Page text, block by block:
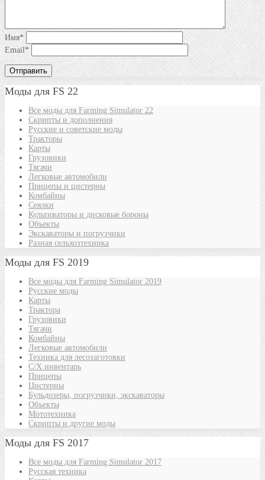
Имя*
Email*
Моды для FS 22
Все моды для Farming Simulator 22
Скрипты и дополнения
Русские и советские моды
Тракторы
Карты
Грузовики
Тягачи
Легковые автомобили
Прицепы и цистерны
Комбайны
Сеялки
Культиваторы и дисковые бороны
Объекты
Экскаваторы и погрузчики
Разная сельхозтехника
Моды для FS 2019
Все моды для Farming Simulator 2019
Русские моды
Карты
Трактора
Грузовики
Тягачи
Комбайны
Легковые автомобили
Техника для лесозаготовки
С/Х инвентарь
Прицепы
Цистерны
Бульдозеры, погрузчики, экскаваторы
Объекты
Мототехника
Скрипты и другие моды
Моды для FS 2017
Все моды для Farming Simulator 2017
Русская техника